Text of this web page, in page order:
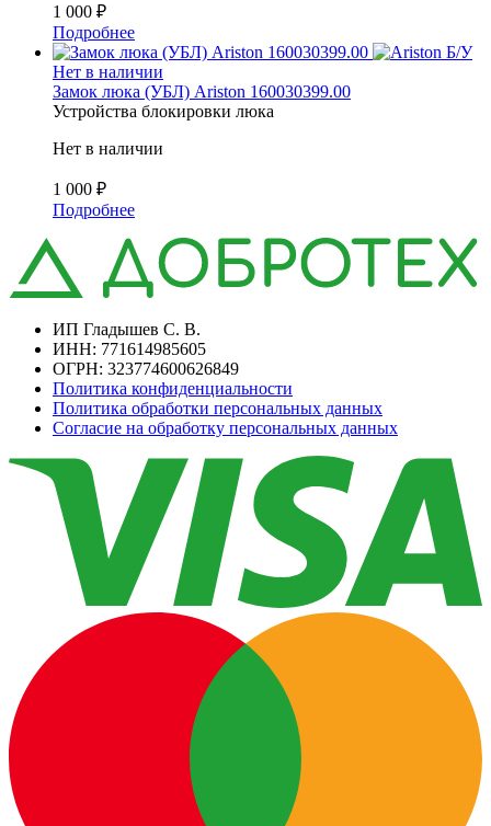
1 000 ₽
Подробнее
Б/У
Нет в наличии
Замок люка (УБЛ) Ariston 160030399.00
Устройства блокировки люка
Нет в наличии
1 000 ₽
Подробнее
ИП Гладышев С. В.
ИНН: 771614985605
ОГРН: 323774600626849
Политика конфиденциальности
Политика обработки персональных данных
Согласие на обработку персональных данных